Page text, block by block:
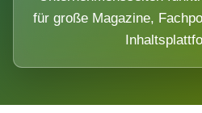
für große Magazine,